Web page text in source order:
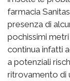
farmacia
presenza di
pochissimi
continua infatti
a potenziali
ritrovamento di